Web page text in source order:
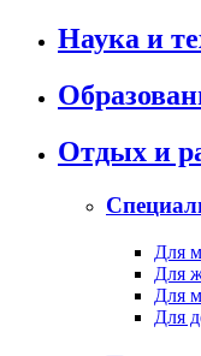
Наука и
Отдых и
Для
Для
Для
Для